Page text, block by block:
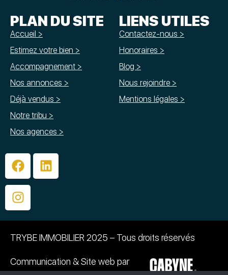
PLAN DU SITE
Accueil >
Estimez votre bien >
Accompagnement >
Nos annonces >
Déjà vendus >
Notre tribu >
Nos agences >
LIENS UTILES
Contactez-nous >
Honoraires >
Blog >
Nous rejoindre >
Mentions légales >
TRYBE IMMOBILIER 2025 – Tous droits réservés
Communication & Site web par